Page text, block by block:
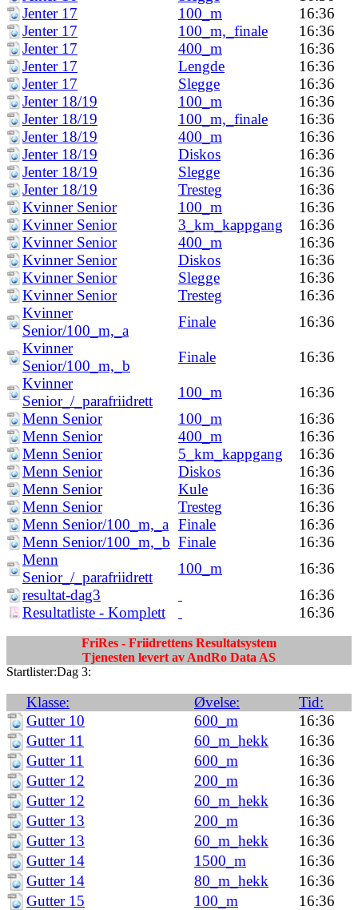
Jenter 17
100_m
16:36
Jenter 17
100_m,_finale
16:36
Jenter 17
400_m
16:36
Jenter 17
Lengde
16:36
Jenter 17
Slegge
16:36
Jenter 18/19
100_m
16:36
Jenter 18/19
100_m,_finale
16:36
Jenter 18/19
400_m
16:36
Jenter 18/19
Diskos
16:36
Jenter 18/19
Slegge
16:36
Jenter 18/19
Tresteg
16:36
Kvinner Senior
100_m
16:36
Kvinner Senior
3_km_kappgang
16:36
Kvinner Senior
400_m
16:36
Kvinner Senior
Diskos
16:36
Kvinner Senior
Slegge
16:36
Kvinner Senior
Tresteg
16:36
Kvinner
Senior/100_m,_a
Finale
16:36
Kvinner
Senior/100_m,_b
Finale
16:36
Kvinner
Senior_/_parafriidrett
100_m
16:36
Menn Senior
100_m
16:36
Menn Senior
400_m
16:36
Menn Senior
5_km_kappgang
16:36
Menn Senior
Diskos
16:36
Menn Senior
Kule
16:36
Menn Senior
Tresteg
16:36
Menn Senior/100_m,_a Finale
16:36
Menn Senior/100_m,_b Finale
16:36
Menn
Senior_/_parafriidrett
100_m
16:36
resultat-dag3
16:36
Resultatliste - Komplett
16:36
FriRes - Friidrettens Resultatsystem
Tjenesten levert av AndRo Data AS
Startlister:Dag 3:
Klasse: Øvelse:
Tid:
Gutter 10
600_m
16:36
Gutter 11
60_m_hekk
16:36
Gutter 11
600_m
16:36
Gutter 12
200_m
16:36
Gutter 12
60_m_hekk
16:36
Gutter 13
200_m
16:36
Gutter 13
60_m_hekk
16:36
Gutter 14
1500_m
16:36
Gutter 14
80_m_hekk
16:36
Gutter 15
100_m 16:36